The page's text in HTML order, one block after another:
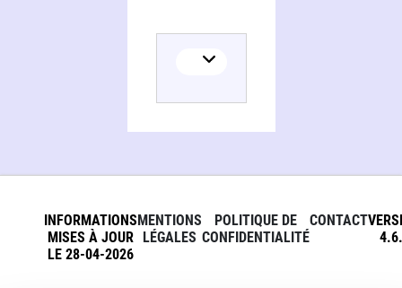
INFORMATIONS
MISES À JOUR
LE 28-04-2026
MENTIONS
LÉGALES
POLITIQUE DE
CONFIDENTIALITÉ
CONTACT